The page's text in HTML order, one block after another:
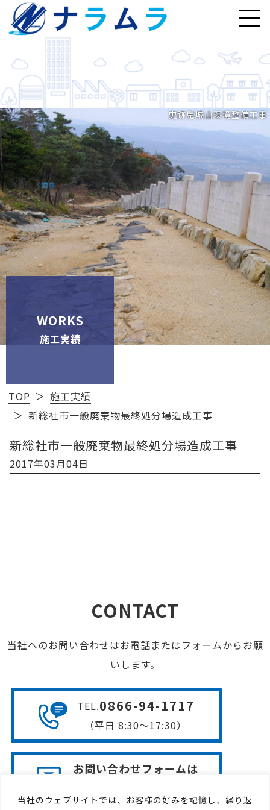
当社のウェブサイトでは、お客様の好みを記憶し、繰り返
史跡鬼城山環境整備工事
WORKS
施工実績
TOP
施工実績
新総社市一般廃棄物最終処分場造成工事
新総社市一般廃棄物最終処分場造成工事
2017年03月04日
CONTACT
当社へのお問い合わせはお電話またはフォームからお願
いします。
TEL.0866-94-1717
（平日 8:30〜17:30）
お問い合わせフォームは